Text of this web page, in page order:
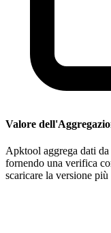
Valore
Apktool aggrega dati
fornendo una verifica
scaricare la versione più